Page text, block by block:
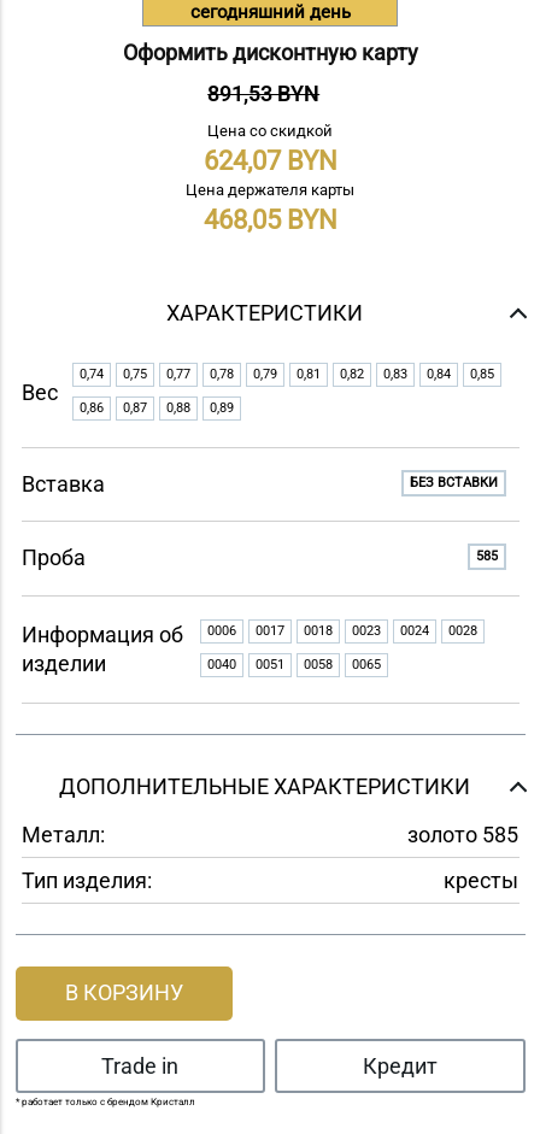
сегодняшний день
Оформить дисконтную карту
891,53 BYN
Цена со скидкой
624,07
Цена держателя карты
468,05
ХАРАКТЕРИСТИКИ
Вес
0,74 0,75 0,77 0,78 0,79 0,81 0,82 0,83 0,84 0,85
0,86 0,87 0,88 0,89
Вставка БЕЗ ВСТАВКИ
Проба 585
Информация об
изделии
0006 0017 0018 0023 0024 0028
0040 0051 0058 0065
ДОПОЛНИТЕЛЬНЫЕ ХАРАКТЕРИСТИКИ
Металл:
золото 585
Тип изделия:
кресты
В КОРЗИНУ
Trade in Кредит
* работает только с брендом Кристалл